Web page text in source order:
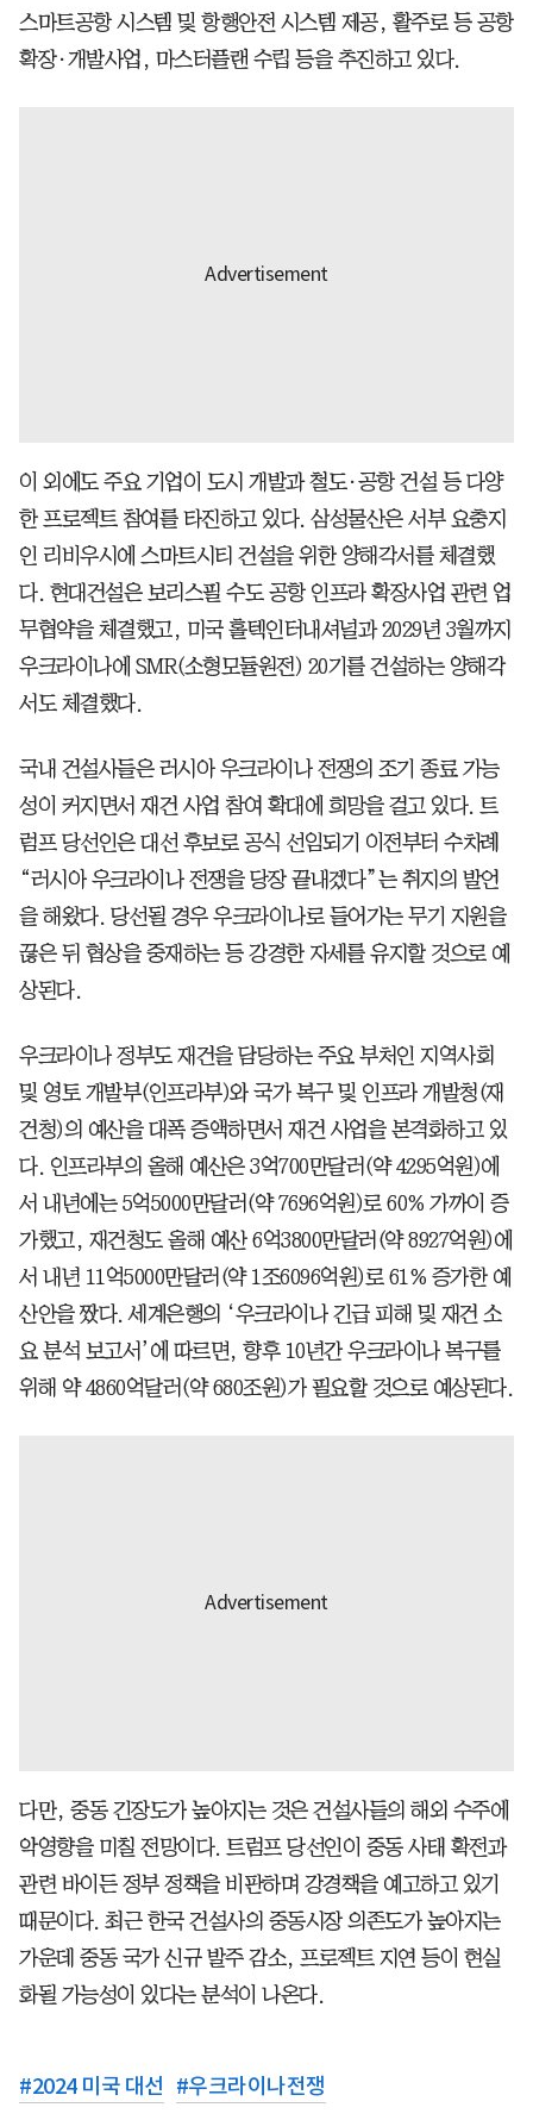
스마트공항 시스템 및 항행안전 시스템 제공, 활주로 등 공항
확장·개발사업, 마스터플랜 수립 등을 추진하고 있다.
이 외에도 주요 기업이 도시 개발과 철도·공항 건설 등 다양
한 프로젝트 참여를 타진하고 있다. 삼성물산은 서부 요충지
인 리비우시에 스마트시티 건설을 위한 양해각서를 체결했
다. 현대건설은 보리스필 수도 공항 인프라 확장사업 관련 업
무협약을 체결했고, 미국 홀텍인터내셔널과 2029년 3월까지
우크라이나에 SMR(소형모듈원전) 20기를 건설하는 양해각
서도 체결했다.
국내 건설사들은 러시아 우크라이나 전쟁의 조기 종료 가능
성이 커지면서 재건 사업 참여 확대에 희망을 걸고 있다. 트
럼프 당선인은 대선 후보로 공식 선임되기 이전부터 수차례
“러시아 우크라이나 전쟁을 당장 끝내겠다”는 취지의 발언
을 해왔다. 당선될 경우 우크라이나로 들어가는 무기 지원을
끊은 뒤 협상을 중재하는 등 강경한 자세를 유지할 것으로 예
상된다.
우크라이나 정부도 재건을 담당하는 주요 부처인 지역사회
및 영토 개발부(인프라부)와 국가 복구 및 인프라 개발청(재
건청)의 예산을 대폭 증액하면서 재건 사업을 본격화하고 있
다. 인프라부의 올해 예산은 3억700만달러(약 4295억원)에
서 내년에는 5억5000만달러(약 7696억원)로 60% 가까이 증
가했고, 재건청도 올해 예산 6억3800만달러(약 8927억원)에
서 내년 11억5000만달러(약 1조6096억원)로 61% 증가한 예
산안을 짰다. 세계은행의 ‘우크라이나 긴급 피해 및 재건 소
요 분석 보고서’에 따르면, 향후 10년간 우크라이나 복구를
위해 약 4860억달러(약 680조원)가 필요할 것으로 예상된다.
다만, 중동 긴장도가 높아지는 것은 건설사들의 해외 수주에
악영향을 미칠 전망이다. 트럼프 당선인이 중동 사태 확전과
관련 바이든 정부 정책을 비판하며 강경책을 예고하고 있기
때문이다. 최근 한국 건설사의 중동시장 의존도가 높아지는
가운데 중동 국가 신규 발주 감소, 프로젝트 지연 등이 현실
화될 가능성이 있다는 분석이 나온다.
#2024 미국 대선 #우크라이나전쟁